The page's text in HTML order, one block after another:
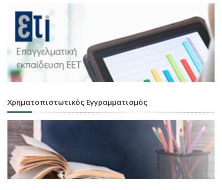
Χρηματοπιστωτικός Εγγραμματισμός